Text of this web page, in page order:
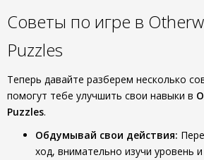
Советы по игре в
Puzzles
Теперь давайте разберем несколько
помогут тебе улучшить свои навыки в
Puzzles.
Обдумывай свои действия:
ход, внимательно изучи уровень